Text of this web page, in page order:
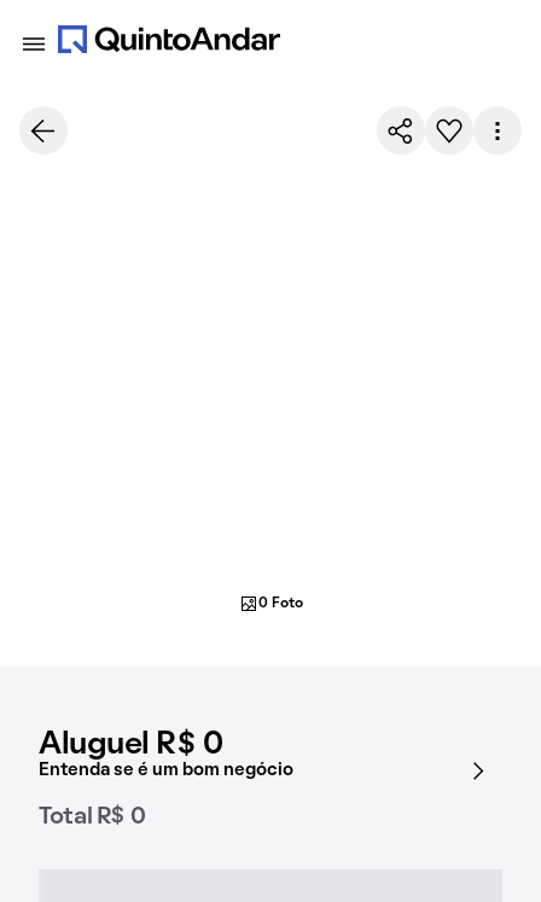
Aluguel R$ 0
Entenda se é um bom negócio
Total R$ 0
0 Foto